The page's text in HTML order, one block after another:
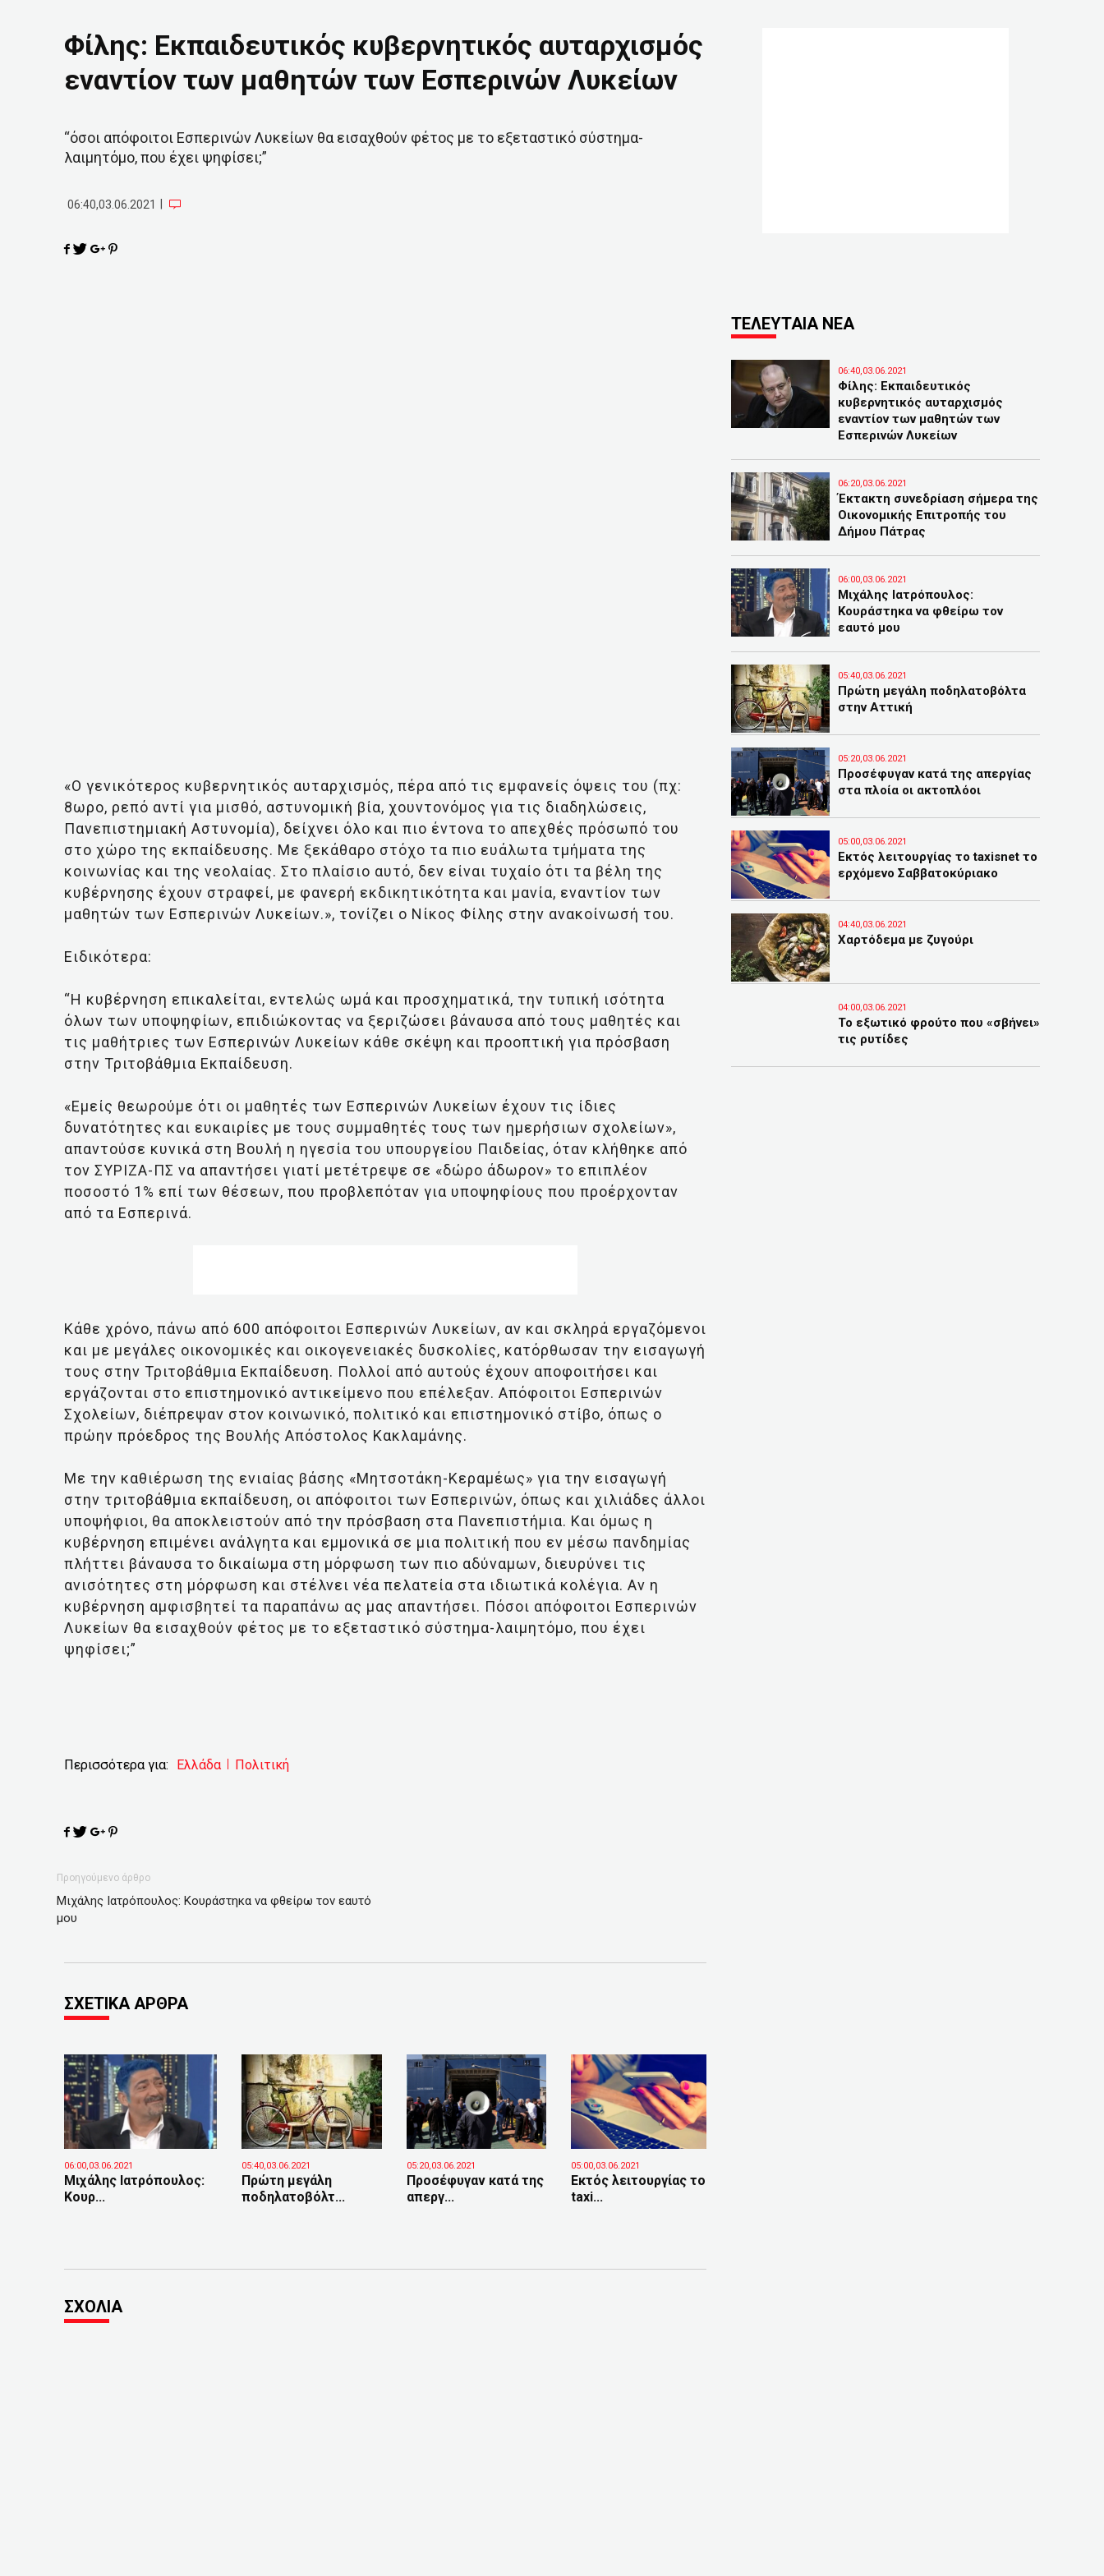
Φίλης: Εκπαιδευτικός κυβερνητικός αυταρχισμός
εναντίον των μαθητών των Εσπερινών Λυκείων
“όσοι απόφοιτοι Εσπερινών Λυκείων θα εισαχθούν φέτος με το εξεταστικό σύστημα-
λαιμητόμο, που έχει ψηφίσει;”
06:40,03.06.2021
«Ο γενικότερος κυβερνητικός αυταρχισμός, πέρα από τις εμφανείς όψεις του (πχ:
8ωρο, ρεπό αντί για μισθό, αστυνομική βία, χουντονόμος για τις διαδηλώσεις,
Πανεπιστημιακή Αστυνομία), δείχνει όλο και πιο έντονα το απεχθές πρόσωπό του
στο χώρο της εκπαίδευσης. Με ξεκάθαρο στόχο τα πιο ευάλωτα τμήματα της
κοινωνίας και της νεολαίας. Στο πλαίσιο αυτό, δεν είναι τυχαίο ότι τα βέλη της
κυβέρνησης έχουν στραφεί, με φανερή εκδικητικότητα και μανία, εναντίον των
μαθητών των Εσπερινών Λυκείων.», τονίζει ο Νίκος Φίλης στην ανακοίνωσή του.
Ειδικότερα:
“Η κυβέρνηση επικαλείται, εντελώς ωμά και προσχηματικά, την τυπική ισότητα
όλων των υποψηφίων, επιδιώκοντας να ξεριζώσει βάναυσα από τους μαθητές και
τις μαθήτριες των Εσπερινών Λυκείων κάθε σκέψη και προοπτική για πρόσβαση
στην Τριτοβάθμια Εκπαίδευση.
«Εμείς θεωρούμε ότι οι μαθητές των Εσπερινών Λυκείων έχουν τις ίδιες
δυνατότητες και ευκαιρίες με τους συμμαθητές τους των ημερήσιων σχολείων»,
απαντούσε κυνικά στη Βουλή η ηγεσία του υπουργείου Παιδείας, όταν κλήθηκε από
τον ΣΥΡΙΖΑ-ΠΣ να απαντήσει γιατί μετέτρεψε σε «δώρο άδωρον» το επιπλέον
ποσοστό 1% επί των θέσεων, που προβλεπόταν για υποψηφίους που προέρχονταν
από τα Εσπερινά.
Κάθε χρόνο, πάνω από 600 απόφοιτοι Εσπερινών Λυκείων, αν και σκληρά εργαζόμενοι
και με μεγάλες οικονομικές και οικογενειακές δυσκολίες, κατόρθωσαν την εισαγωγή
τους στην Τριτοβάθμια Εκπαίδευση. Πολλοί από αυτούς έχουν αποφοιτήσει και
εργάζονται στο επιστημονικό αντικείμενο που επέλεξαν. Απόφοιτοι Εσπερινών
Σχολείων, διέπρεψαν στον κοινωνικό, πολιτικό και επιστημονικό στίβο, όπως ο
πρώην πρόεδρος της Βουλής Απόστολος Κακλαμάνης.
Με την καθιέρωση της ενιαίας βάσης «Μητσοτάκη-Κεραμέως» για την εισαγωγή
στην τριτοβάθμια εκπαίδευση, οι απόφοιτοι των Εσπερινών, όπως και χιλιάδες άλλοι
υποψήφιοι, θα αποκλειστούν από την πρόσβαση στα Πανεπιστήμια. Και όμως η
κυβέρνηση επιμένει ανάλγητα και εμμονικά σε μια πολιτική που εν μέσω πανδημίας
πλήττει βάναυσα το δικαίωμα στη μόρφωση των πιο αδύναμων, διευρύνει τις
ανισότητες στη μόρφωση και στέλνει νέα πελατεία στα ιδιωτικά κολέγια. Αν η
κυβέρνηση αμφισβητεί τα παραπάνω ας μας απαντήσει. Πόσοι απόφοιτοι Εσπερινών
Λυκείων θα εισαχθούν φέτος με το εξεταστικό σύστημα-λαιμητόμο, που έχει
ψηφίσει;”
Περισσότερα για: Ελλάδα Πολιτική
Προηγούμενο άρθρο
Μιχάλης Ιατρόπουλος: Κουράστηκα να φθείρω τον εαυτό
μου
ΣΧΕΤΙΚΑ ΑΡΘΡΑ
06:00,03.06.2021
Μιχάλης Ιατρόπουλος:
Κουρ...
05:40,03.06.2021
Πρώτη μεγάλη
ποδηλατοβόλτ...
05:20,03.06.2021
Προσέφυγαν κατά της
απεργ...
05:00,03.06.2021
Εκτός λειτουργίας το
taxi...
ΣΧΟΛΙΑ
ΤΕΛΕΥΤΑΙΑ ΝΕΑ
06:40,03.06.2021
Φίλης: Εκπαιδευτικός
κυβερνητικός αυταρχισμός
εναντίον των μαθητών των
Εσπερινών Λυκείων
06:20,03.06.2021
Έκτακτη συνεδρίαση σήμερα της
Οικονομικής Επιτροπής του
Δήμου Πάτρας
06:00,03.06.2021
Μιχάλης Ιατρόπουλος:
Κουράστηκα να φθείρω τον
εαυτό μου
05:40,03.06.2021
Πρώτη μεγάλη ποδηλατοβόλτα
στην Αττική
05:20,03.06.2021
Προσέφυγαν κατά της απεργίας
στα πλοία οι ακτοπλόοι
05:00,03.06.2021
Εκτός λειτουργίας το taxisnet το
ερχόμενο Σαββατοκύριακο
04:40,03.06.2021
Χαρτόδεμα με ζυγούρι
04:00,03.06.2021
Το εξωτικό φρούτο που «σβήνει»
τις ρυτίδες